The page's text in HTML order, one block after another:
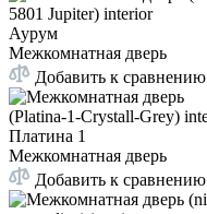
Аурум
Межкомнатная дверь
Добавить к сравнению
Платина 1
Межкомнатная дверь
Добавить к сравнению